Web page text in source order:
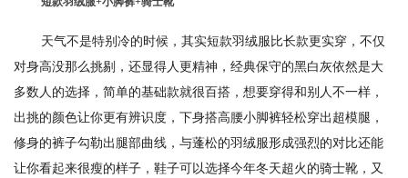
天气不是特别冷的时候，其实短款羽绒服比长款更实穿，不仅
对身高没那么挑剔，还显得人更精神，经典保守的黑白灰依然是大
多数人的选择，简单的基础款就很百搭，想要穿得和别人不一样，
出挑的颜色让你更有辨识度，下身搭高腰小脚裤轻松穿出超模腿，
修身的裤子勾勒出腿部曲线，与蓬松的羽绒服形成强烈的对比还能
让你看起来很瘦的样子，鞋子可以选择今年冬天超火的骑士靴，又